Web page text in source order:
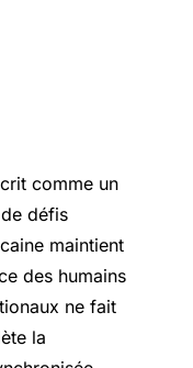
comme un
défis
maintient
des humains
ne fait
la